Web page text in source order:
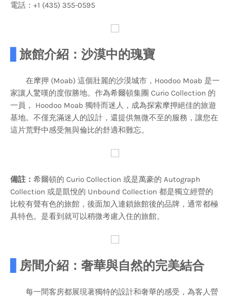
電話：+1 (435) 355-0595
旅館介紹：沙漠中的瑰寶
在摩押 (Moab) 這個壯麗的沙漠城市，Hoodoo Moab 是一
家讓人驚嘆的度假勝地。作為希爾頓集團 Curio Collection 的
一員， Hoodoo Moab 獨特而迷人，成為探索摩押絕佳的旅遊
基地。不僅充滿迷人的設計，還提供無微不至的服務，讓您在
這片荒野中感受無與倫比的舒適和難忘。
備註： 希爾頓的 Curio Collection 或是萬豪的 Autograph
Collection 或是凱悅的 Unbound Collection 都是獨立經營的
比較有聲有色的旅館，後面加入連鎖旅館後的品牌，通常都極
具特色。是看到就可以稍微考慮入住的旅館。
房間介紹：奢華與自然的完美結合
每一間客房都展現著獨特的設計和奢華的感受，為客人營